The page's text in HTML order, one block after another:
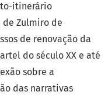
itinerário
de Zulmiro de
de renovação da
do século XX e até
sobre a
das narrativas